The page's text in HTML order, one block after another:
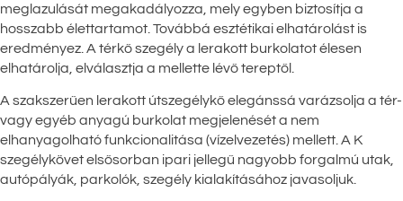
meglazulását megakadályozza, mely egyben biztosítja a
hosszabb élettartamot. Továbbá esztétikai elhatárolást is
eredményez. A térkő szegély a lerakott burkolatot élesen
elhatárolja, elválasztja a mellette lévő tereptől.
A szakszerűen lerakott útszegélykő elegánssá varázsolja a tér-
vagy egyéb anyagú burkolat megjelenését a nem
elhanyagolható funkcionalitása (vízelvezetés) mellett. A K
szegélykövet elsősorban ipari jellegű nagyobb forgalmú utak,
autópályák, parkolók, szegély kialakításához javasoljuk.